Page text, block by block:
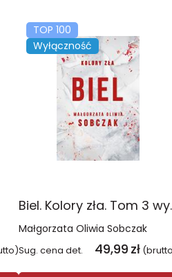
TOP 100
Wyłączność
Biel.
Małgorzata Oliwia Sobczak
Sug. cena det. 49,99 zł